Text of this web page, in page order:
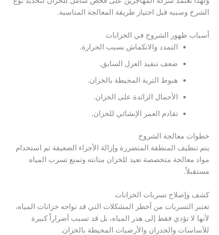
الشرخ وسببه قبل اختيار طريقة المعالجة المناسبة.
أسباب ظهور الشروخ في الخزانات
التمدد والانكماش بسبب الحرارة.
ضعف تنفيذ العزل السابق.
هبوط التربة المحيطة بالخزان.
الأحمال الزائدة على الخزان.
تقادم العمر الإنشائي للخزان.
خطوات معالجة الشروخ
يتم تنظيف المنطقة المتضررة وإزالة الأجزاء الضعيفة ثم استخدام
مواد معالجة متخصصة تعيد للخزان متانته وتمنع تسرب المياه
مستقبلاً.
كشف وإصلاح تسربات الخزانات
تعتبر التسربات من أخطر المشكلات التي قد تواجه خزانات المياه،
لأنها لا تؤدي فقط إلى هدر المياه، بل قد تسبب أضراراً كبيرة
للأساسات والجدران والأرضيات المحيطة بالخزان.